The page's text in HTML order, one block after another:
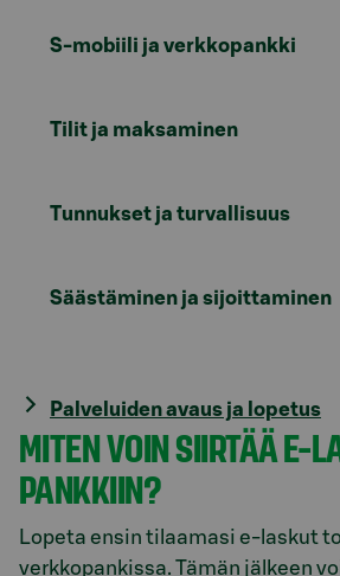
S-mobiili ja verkkopankki
Tilit ja maksaminen
Tunnukset ja turvallisuus
Säästäminen ja sijoittaminen
Palveluiden avaus ja lopetus
MITEN VOIN SIIRTÄÄ E-
PANKKIIN?
Lopeta ensin tilaamasi e-laskut
verkkopankissa. Tämän jälkeen